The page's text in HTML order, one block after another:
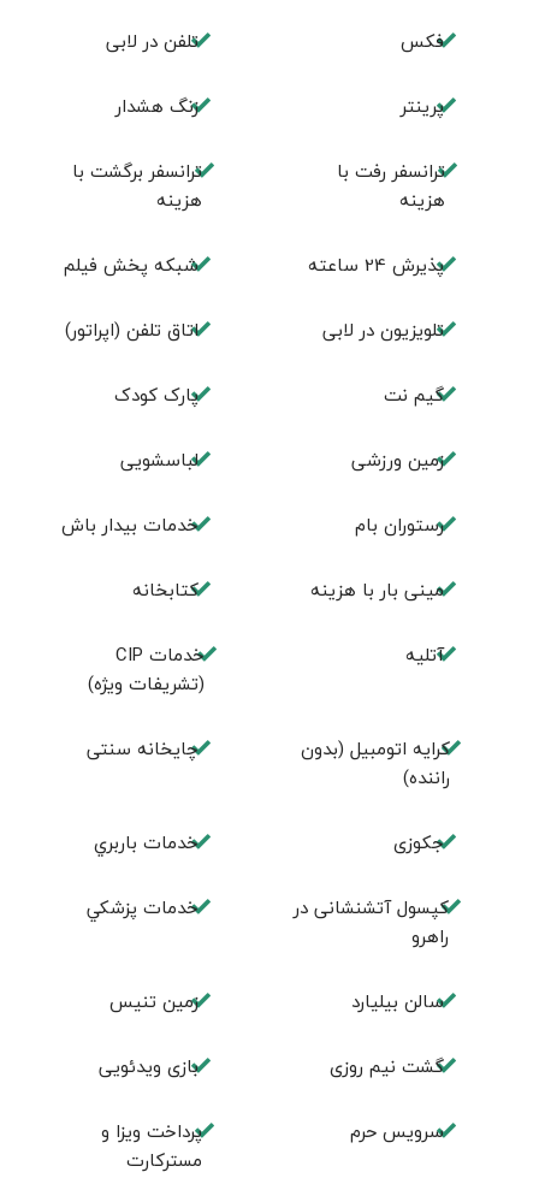
فكس تلفن در لابی
پرینتر زنگ هشدار
ترانسفر رفت با
هزینه
ترانسفر برگشت با
هزینه
پذیرش 24 ساعته شبکه پخش فیلم
تلویزیون در لابی اتاق تلفن (اپراتور)
گیم نت پارک کودک
زمین ورزشی لباسشویی
رستوران بام خدمات بیدار باش
مینی بار با هزینه كتابخانه
آتلیه
خدمات CIP
(تشریفات ویژه)
کرایه اتومبیل (بدون
راننده)
چايخانه سنتی
جكوزی خدمات باربري
کپسول آتشنشانی در
راهرو
خدمات پزشكي
سالن بيليارد زمين تنيس
گشت نیم روزی بازی ویدئویی
سرویس حرم
پرداخت ویزا و
مسترکارت